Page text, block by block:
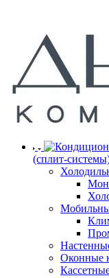
(сплит-
Оконные